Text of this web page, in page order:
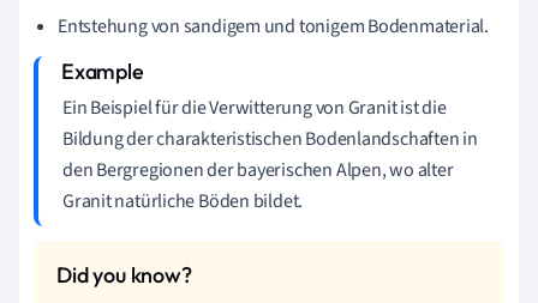
Entstehung von sandigem und tonigem Bodenmaterial.
Ein Beispiel für die Verwitterung von Granit ist die
Bildung der charakteristischen Bodenlandschaften in
den Bergregionen der bayerischen Alpen, wo alter
Granit natürliche Böden bildet.